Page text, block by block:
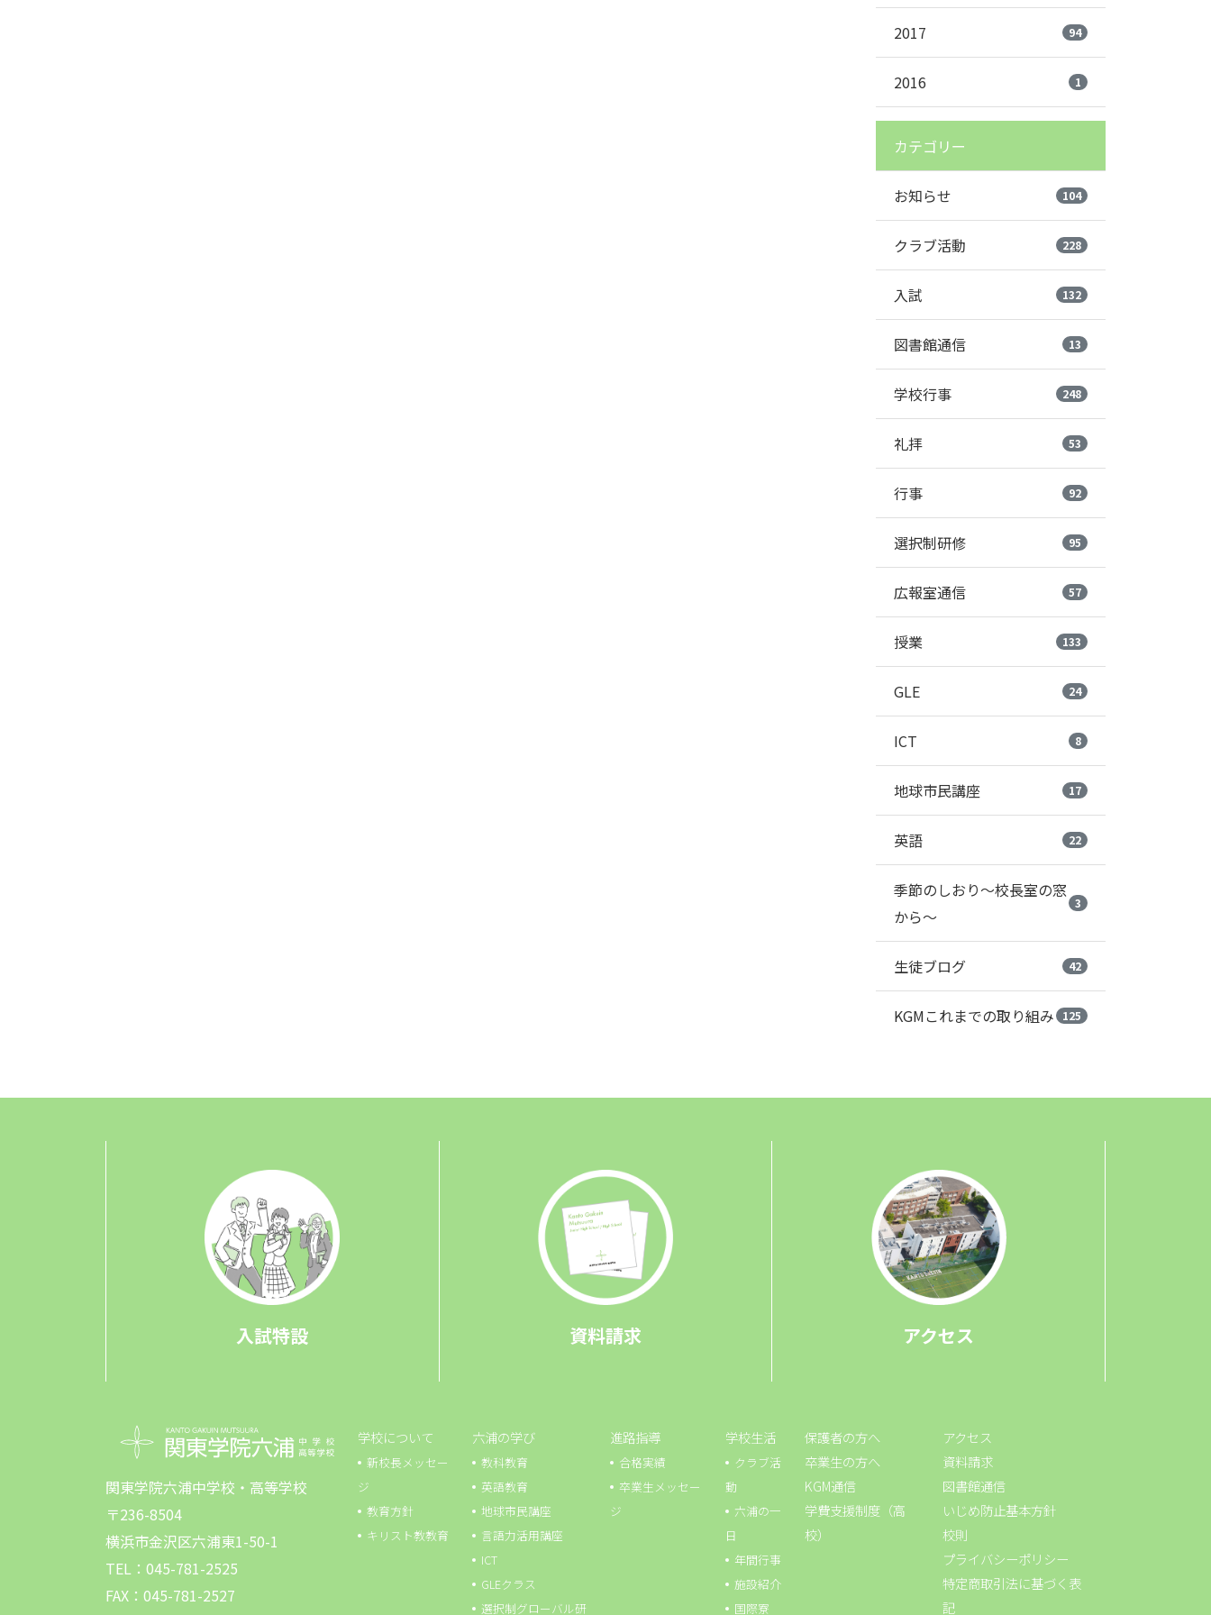
2017 94
2016 1
カテゴリー
お知らせ 104
クラブ活動 228
入試 132
図書館通信 13
学校行事 248
礼拝 53
行事 92
選択制研修 95
広報室通信 57
授業 133
GLE 24
ICT 8
地球市民講座 17
英語 22
季節のしおり～校長室の窓
から～
3
生徒ブログ 42
KGMこれまでの取り組み 125
入試特設 資料請求 アクセス
関東学院六浦中学校・高等学校
〒236-8504
横浜市金沢区六浦東1-50-1
TEL：045-781-2525
FAX：045-781-2527
学校について
新校長メッセー
ジ
教育方針
キリスト教教育
六浦の学び
教科教育
英語教育
地球市⺠講座
言語力活用講座
ICT
GLEクラス
選択制グローバル研
進路指導
合格実績
卒業生メッセー
ジ
学校生活
クラブ活
動
六浦の一
日
年間行事
施設紹介
国際寮
保護者の方へ
卒業生の方へ
KGM通信
学費支援制度（高
校）
アクセス
資料請求
図書館通信
いじめ防止基本方針
校則
プライバシーポリシー
特定商取引法に基づく表
記